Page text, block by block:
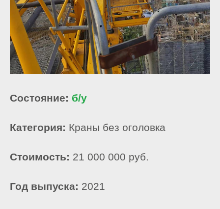
Состояние: б/у
Категория: Краны без оголовка
Стоимость: 21 000 000 руб.
Год выпуска: 2021